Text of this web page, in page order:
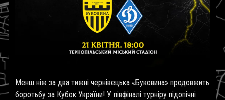
Менш ніж за два тижні чернівецька «Буковина» продовжить
боротьбу за Кубок України! У півфіналі турніру підопічні